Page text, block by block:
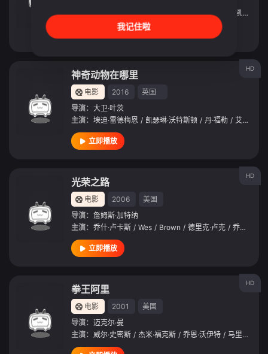
主演：列维·施瑞博尔 / 凯瑞斯·多西 / 乔恩·沃伊特 凯瑞·康顿
HD
神奇动物在哪里
电影 2016
英国
导演： 大卫·叶茨
主演： 埃迪·雷德梅恩 / 凯瑟琳·沃特斯顿 / 丹·福勒 / 艾莉森·萨多尔
立即播放
HD
光荣之路
电影 2006
美国
导演： 詹姆斯·加特纳
主演： 乔什·卢卡斯 / Wes / Brown / 德里克·卢克 / 乔恩·沃伊特
立即播放
HD
拳王阿里
电影 2001
美国
导演： 迈克尔·曼
主演： 威尔·史密斯 / 杰米·福克斯 / 乔恩·沃伊特 / 马里奥·范·皮布尔斯
我记住啦